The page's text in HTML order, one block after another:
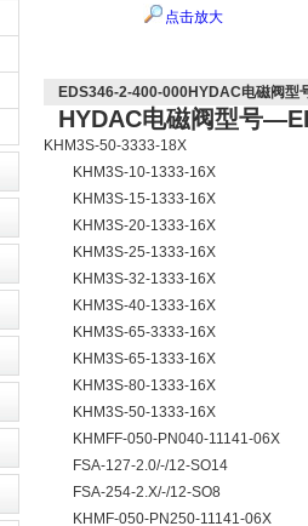
点击放大
EDS346-2-400-000HYDAC电磁阀
HYDAC电磁阀型号
KHM3S-50-3333-18X
KHM3S-10-1333-16X
KHM3S-15-1333-16X
KHM3S-20-1333-16X
KHM3S-25-1333-16X
KHM3S-32-1333-16X
KHM3S-40-1333-16X
KHM3S-65-3333-16X
KHM3S-65-1333-16X
KHM3S-80-1333-16X
KHM3S-50-1333-16X
KHMFF-050-PN040-11141-06X
FSA-127-2.0/-/12-SO14
FSA-254-2.X/-/12-SO8
KHMF-050-PN250-11141-06X